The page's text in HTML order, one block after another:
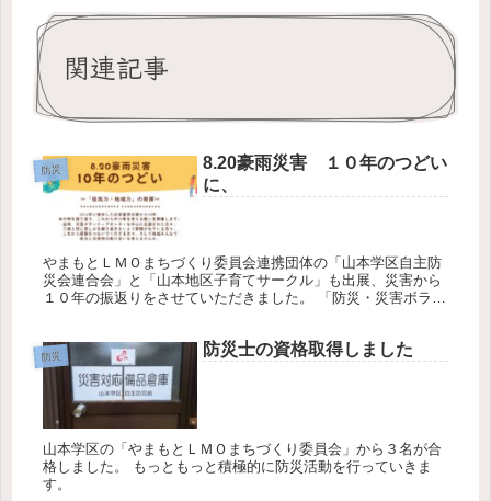
関連記事
防災
8.20豪雨災害 １０年のつどい
に、
やまもとＬＭＯまちづくり委員会連携団体の「山本学区自主防
災会連合会」と「山本地区子育てサークル」も出展、災害から
１０年の振返りをさせていただきました。 「防災・災害ボラン
防災 防災士の資格取得しました
山本学区の「やまもとＬＭＯまちづくり委員会」から３名が合
格しました。 もっともっと積極的に防災活動を行っていきま
す。